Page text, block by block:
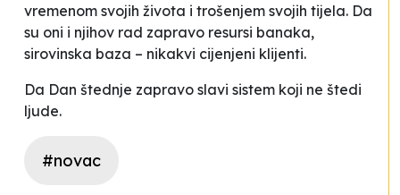
vremenom svojih života i trošenjem svojih tijela. Da
su oni i njihov rad zapravo resursi banaka,
sirovinska baza – nikakvi cijenjeni klijenti.
Da Dan štednje zapravo slavi sistem koji ne štedi
ljude.
#novac